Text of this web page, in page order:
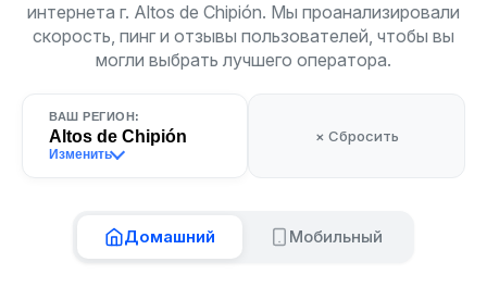
интернета г. Altos de Chipión. Мы проанализировали
скорость, пинг и отзывы пользователей, чтобы вы
могли выбрать лучшего оператора.
ВАШ РЕГИОН:
Altos de Chipión
Изменить
× Сбросить
Домашний Мобильный